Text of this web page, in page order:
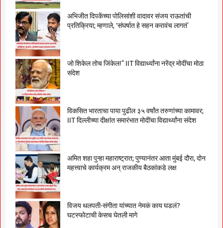
अभिजीत दिपकेंच्या पोलिसांशी वादावर संजय राऊतांची
प्रतिक्रिया; म्हणाले, ‘संघर्षात हे सहन करावंच लागतं’
जो शिकेल तोच जिंकेल!” IIT विद्यार्थ्यांना नरेंद्र मोदींचा मोठा
संदेश
विकसित भारताचा पाया पुढील ३५ वर्षांत तरुणांच्या कामावर;
IIT दिल्लीच्या दीक्षांत समारंभात मोदींचा विद्यार्थ्यांना संदेश
अमित शहा पुन्हा महाराष्ट्रात; पुण्यानंतर आता मुंबई दौरा, दोन
महत्त्वाचे कार्यक्रम अन् राजकीय बैठकांकडे लक्ष
विजय थलपती-संगीता यांच्यात नेमकं काय घडलं?
घटस्फोटाची केसच घेतली मागे